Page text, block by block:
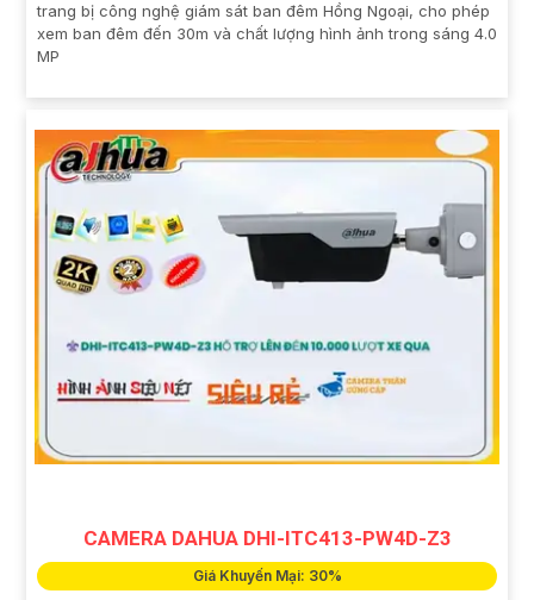
trang bị công nghệ giám sát ban đêm Hồng Ngoại, cho phép
xem ban đêm đến 30m và chất lượng hình ảnh trong sáng 4.0
MP
CAMERA DAHUA DHI-ITC413-PW4D-Z3
Giá Khuyến Mại: 30%